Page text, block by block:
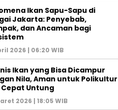
Ikan Sapu-Sapu di
Jakarta: Penyebab,
dan Ancaman bagi
2026 | 06:20 WIB
Ikan yang Bisa Dicampur
Nila, Aman untuk Polikultur
Untung
2026 | 18:05 WIB